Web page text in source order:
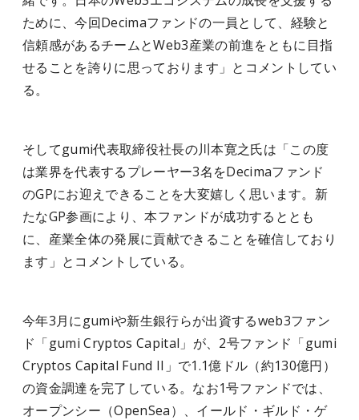
ために、今回Decimaファンドの一員として、経験と
信頼感があるチームとWeb3産業の前進をともに目指
せることを誇りに思っております」とコメントしてい
る。
そしてgumi代表取締役社長の川本寛之氏は「この度
は業界を代表するプレーヤー3名をDecimaファンド
のGPにお迎えできることを大変嬉しく思います。新
たなGP参画により、本ファンドが成功するととも
に、産業全体の発展に貢献できることを確信しており
ます」とコメントしている。
今年3月にgumiや新生銀行らが出資するweb3ファン
ド「gumi Cryptos Capital」が、2号ファンド「gumi
Cryptos Capital Fund II」で1.1億ドル（約130億円）
の資金調達を完了している。なお1号ファンドでは、
オープンシー（OpenSea）、イールド・ギルド・ゲ